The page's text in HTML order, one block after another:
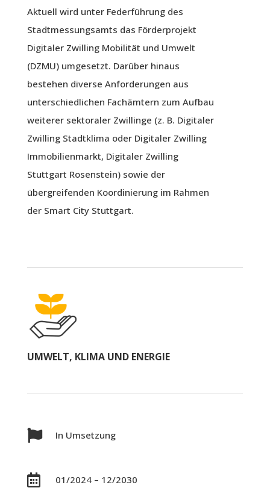
Aktuell wird unter Federführung des
Stadtmessungsamts das Förderprojekt
Digitaler Zwilling Mobilität und Umwelt
(DZMU) umgesetzt. Darüber hinaus
bestehen diverse Anforderungen aus
unterschiedlichen Fachämtern zum Aufbau
weiterer sektoraler Zwillinge (z. B. Digitaler
Zwilling Stadtklima oder Digitaler Zwilling
Immobilienmarkt, Digitaler Zwilling
Stuttgart Rosenstein) sowie der
übergreifenden Koordinierung im Rahmen
der Smart City Stuttgart.
UMWELT, KLIMA UND ENERGIE
 In Umsetzung
 01/2024 – 12/2030